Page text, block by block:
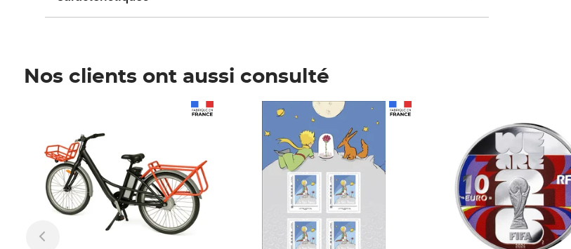
Nos clients ont aussi consulté
Prix 6,25€ HT